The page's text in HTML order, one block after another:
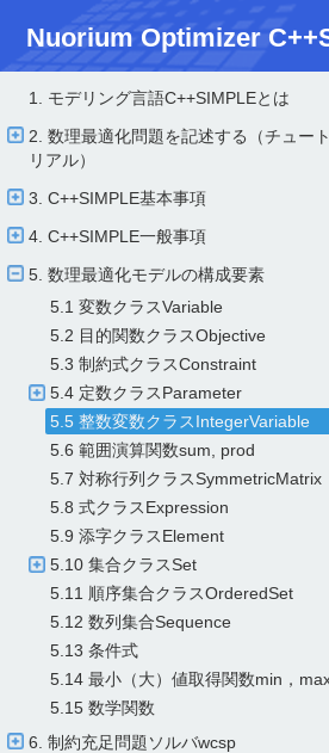
Nuorium Optimizer
1. モデリング言語C++SIMPLEとは
2. 数理最適化問題を記述する（チュート
リアル）
3. C++SIMPLE基本事項
4. C++SIMPLE一般事項
5. 数理最適化モデルの構成要素
5.1 変数クラスVariable
5.2 目的関数クラスObjective
5.3 制約式クラスConstraint
5.4 定数クラスParameter
5.5 整数変数クラスIntegerVariable
5.6 範囲演算関数sum, prod
5.7 対称行列クラスSymmetricMatrix
5.8 式クラスExpression
5.9 添字クラスElement
5.10 集合クラスSet
5.11 順序集合クラスOrderedSet
5.12 数列集合Sequence
5.13 条件式
5.14 最小（大）値取得関数min，
5.15 数学関数
6. 制約充足問題ソルバwcsp